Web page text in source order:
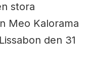
stora
Meo Kalorama
den 31